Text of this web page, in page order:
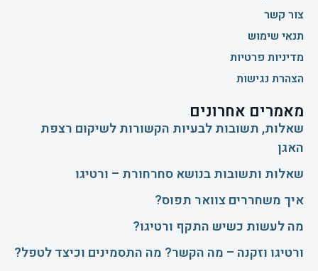
צור קשר
תנאי שימוש
מדיניות פרטיות
הצהרת נגישות
מאמרים אחרונים
שאלות, תשובות לבעיות הקשורות לשיקום רצפת
האגן
שאלות ותשובות בנושא סחרחורת – ורטיגו
איך משחררים צוואר תפוס?
​מה לעשות כשיש התקף ורטיגו?
ורטיגו וזקנה – מה הקשר? מה התסמינים וכיצד לטפל?